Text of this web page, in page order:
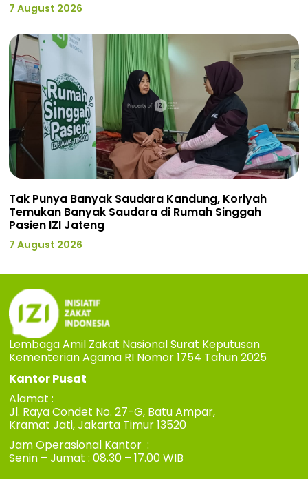
7 August 2026
Tak Punya Banyak Saudara Kandung, Koriyah
Temukan Banyak Saudara di Rumah Singgah
Pasien IZI Jateng
7 August 2026
Lembaga Amil Zakat Nasional Surat Keputusan
Kementerian Agama RI Nomor 1754 Tahun 2025
Kantor Pusat
Alamat :
Jl. Raya Condet No. 27-G, Batu Ampar,
Kramat Jati, Jakarta Timur 13520
Jam Operasional Kantor :
Senin – Jumat : 08.30 – 17.00 WIB